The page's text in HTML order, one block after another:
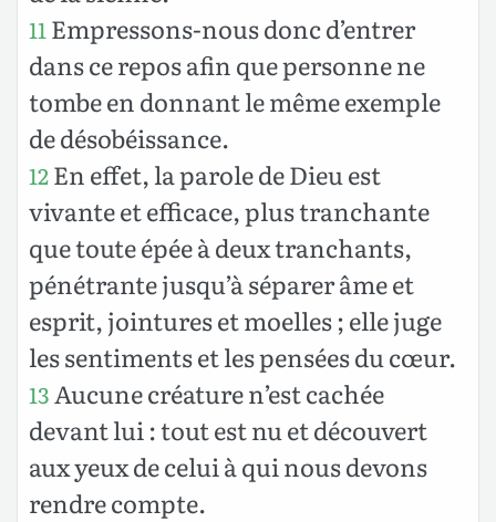
11 Empressons-nous donc d’entrer
dans ce repos afin que personne ne
tombe en donnant le même exemple
de désobéissance.
12En effet, la parole de Dieu est
vivante et efficace, plus tranchante
que toute épée à deux tranchants,
pénétrante jusqu’à séparer âme et
esprit, jointures et moelles ; elle juge
les sentiments et les pensées du cœur.
13Aucune créature n’est cachée
devant lui : tout est nu et découvert
aux yeux de celui à qui nous devons
rendre compte.